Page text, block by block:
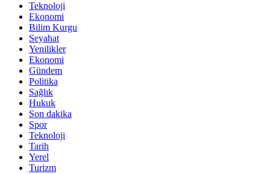
Teknoloji
Ekonomi
Bilim Kurgu
Seyahat
Yenilikler
Ekonomi
Gündem
Politika
Sağlık
Hukuk
Son dakika
Spor
Teknoloji
Tarih
Yerel
Turizm